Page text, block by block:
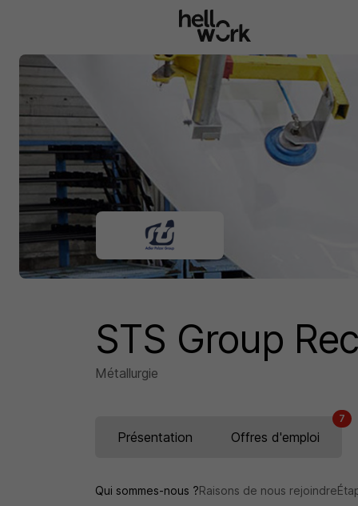
STS Group
Métallurgie
Présentation Offres d'emploi
7
Qui sommes-nous ?Raisons de nous rejoindre